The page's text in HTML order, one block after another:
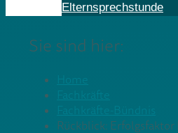
Elternsprechstunde
Sie sind hier:
Home
Fachkräfte-Bündnis
Rückblick: